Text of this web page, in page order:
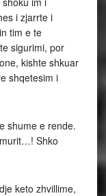
i zjarrte i
tim e te
sigurimi, por
kishte shkuar
shqetesim i
shume e rende.
Shko
keto zhvillime,